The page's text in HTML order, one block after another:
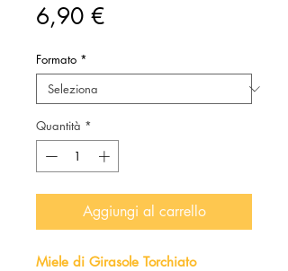
6,90 €Prezzo
Formato *
Quantità *
Aggiungi al carrello
Miele di Girasole Torchiato